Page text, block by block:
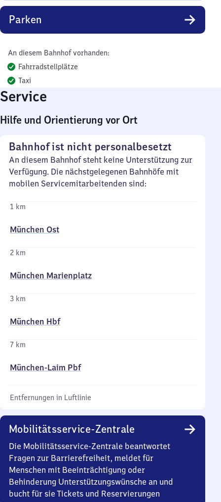
Parken
An diesem Bahnhof vorhanden:
Fahrradstellplätze
Taxi
Service
Hilfe und Orientierung vor Ort
Bahnhof ist nicht personalbesetzt
An diesem Bahnhof steht keine Unterstützung zur
Verfügung. Die nächstgelegenen Bahnhöfe mit
mobilen Servicemitarbeitenden sind:
1 km
München Ost
2 km
München Marienplatz
3 km
München Hbf
7 km
München-Laim Pbf
Entfernungen in Luftlinie
Mobilitätsservice-Zentrale
Die Mobilitätsservice-Zentrale beantwortet
Fragen zur Barrierefreiheit, meldet für
Menschen mit Beeinträchtigung oder
Behinderung Unterstützungswünsche an und
bucht für sie Tickets und Reservierungen